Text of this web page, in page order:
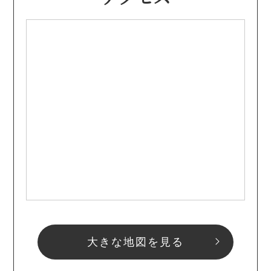
大きな地図を見る